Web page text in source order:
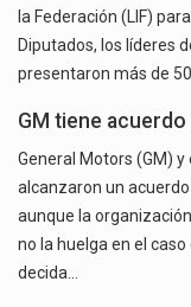
la Federación (LIF)
Diputados, los líderes
presentaron más de
GM tiene
General Motors (GM)
alcanzaron un
aunque la
no la huelga en el
decida…